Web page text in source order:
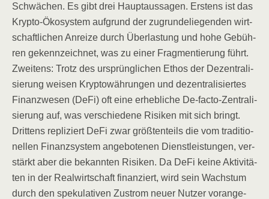
Schwä­chen. Es gibt drei Haupt­aus­sa­gen. Ers­tens ist das
Kryp­to-Öko­sys­tem auf­grund der zugrun­de­lie­gen­den wirt­
schaft­li­chen Anrei­ze durch Über­las­tung und hohe Gebüh­
ren gekenn­zeich­net, was zu einer Frag­men­tie­rung führt.
Zwei­tens: Trotz des ursprüng­li­chen Ethos der Dezen­tra­li­
sie­rung wei­sen Kryp­to­wäh­run­gen und dezen­tra­li­sier­tes
Finanz­we­sen (DeFi) oft eine erheb­li­che De-fac­to-Zen­tra­li­
sie­rung auf, was ver­schie­de­ne Risi­ken mit sich bringt.
Drit­tens repli­ziert DeFi zwar größ­ten­teils die vom tra­di­tio­
nel­len Finanz­sys­tem ange­bo­te­nen Dienst­leis­tun­gen, ver­
stärkt aber die bekann­ten Risi­ken. Da DeFi kei­ne Akti­vi­tä­
ten in der Real­wirt­schaft finan­ziert, wird sein Wachs­tum
durch den spe­ku­la­ti­ven Zustrom neu­er Nut­zer vor­an­ge­